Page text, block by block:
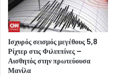
Ισχυρός σεισμός μεγέθους 5,8
Ρίχτερ στις Φιλιππίνες –
Αισθητός στην πρωτεύουσα
Μανίλα